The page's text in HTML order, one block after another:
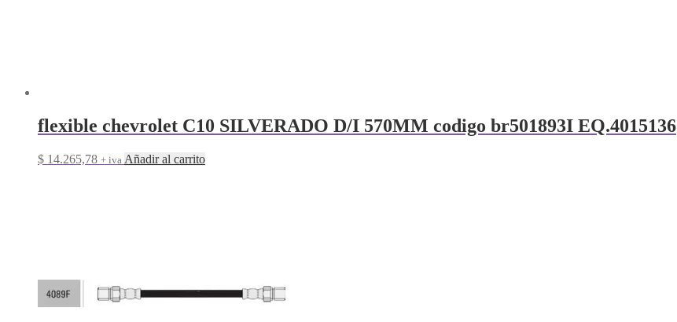
flexible chevrolet C10 SILVERADO D/I 570MM codigo br501893I EQ.4015136
$ 14.265,78 + iva Añadir al carrito